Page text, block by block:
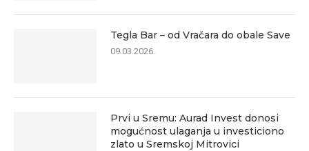
Tegla Bar – od Vračara do obale Save
09.03.2026.
Prvi u Sremu: Aurad Invest donosi
mogućnost ulaganja u investiciono
zlato u Sremskoj Mitrovici